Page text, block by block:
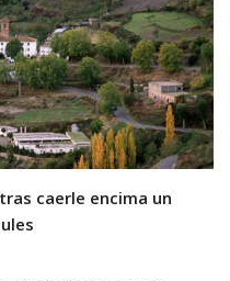
caerle encima un